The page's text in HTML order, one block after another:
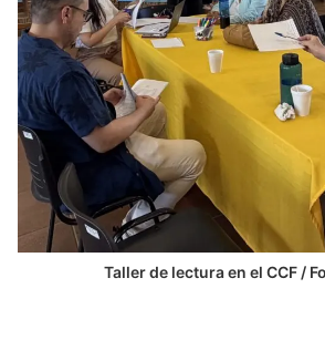
Taller de lectura en el CCF /